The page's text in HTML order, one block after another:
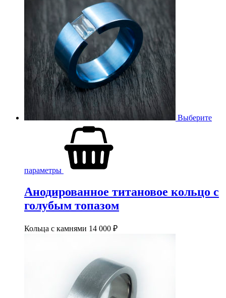
Выберите
параметры
Анодированное титановое кольцо с
голубым топазом
Кольца с камнями 14 000 ₽